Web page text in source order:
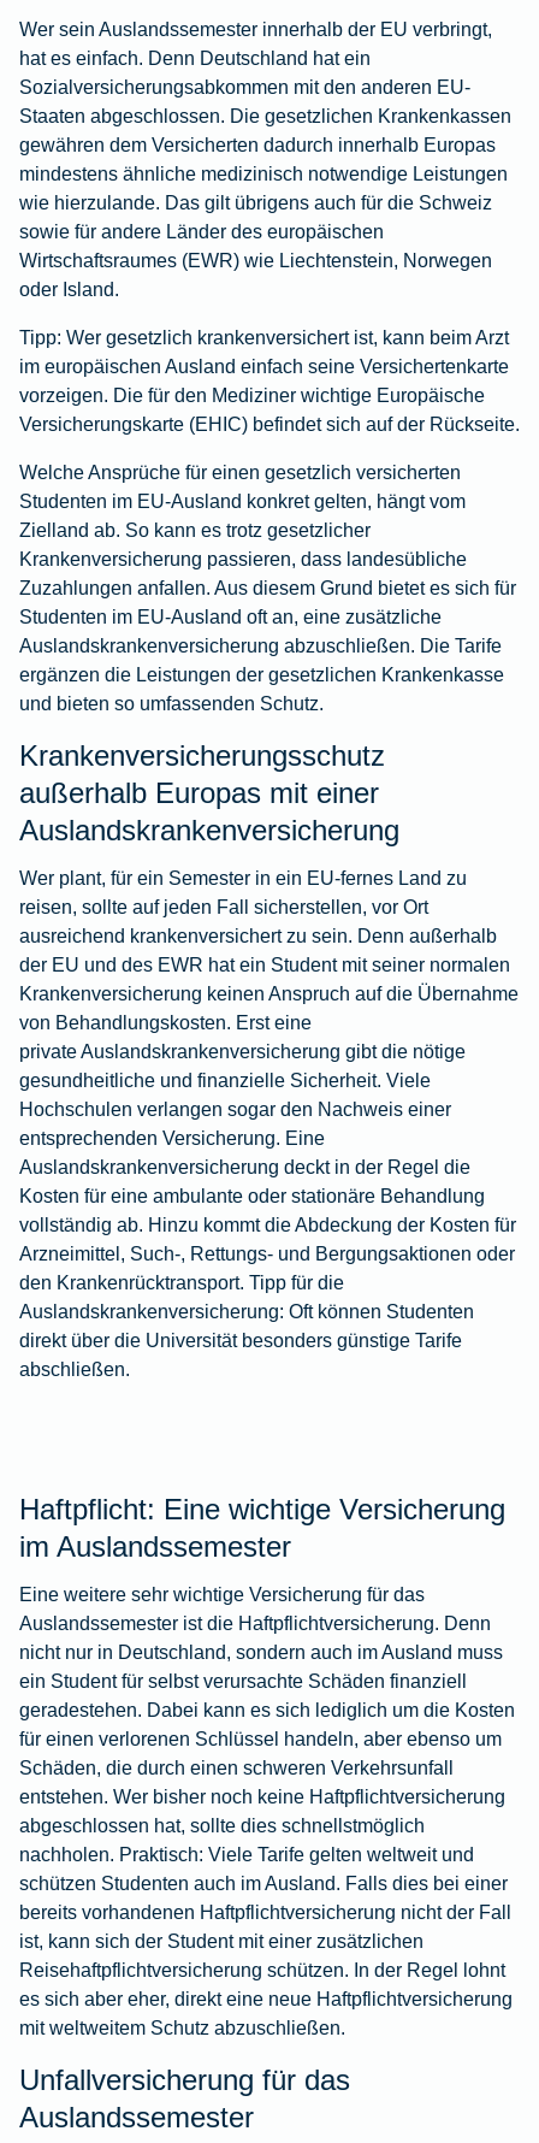
Wer sein Auslandssemester innerhalb der EU verbringt,
hat es einfach. Denn Deutschland hat ein
Sozialversicherungsabkommen mit den anderen EU-
Staaten abgeschlossen. Die gesetzlichen Krankenkassen
gewähren dem Versicherten dadurch innerhalb Europas
mindestens ähnliche medizinisch notwendige Leistungen
wie hierzulande. Das gilt übrigens auch für die Schweiz
sowie für andere Länder des europäischen
Wirtschaftsraumes (EWR) wie Liechtenstein, Norwegen
oder Island.
Tipp: Wer gesetzlich krankenversichert ist, kann beim Arzt
im europäischen Ausland einfach seine Versichertenkarte
vorzeigen. Die für den Mediziner wichtige Europäische
Versicherungskarte (EHIC) befindet sich auf der Rückseite.
Welche Ansprüche für einen gesetzlich versicherten
Studenten im EU-Ausland konkret gelten, hängt vom
Zielland ab. So kann es trotz gesetzlicher
Krankenversicherung passieren, dass landesübliche
Zuzahlungen anfallen. Aus diesem Grund bietet es sich für
Studenten im EU-Ausland oft an, eine zusätzliche
Auslandskrankenversicherung abzuschließen. Die Tarife
ergänzen die Leistungen der gesetzlichen Krankenkasse
und bieten so umfassenden Schutz.
Krankenversicherungsschutz
außerhalb Europas mit einer
Auslandskrankenversicherung
Wer plant, für ein Semester in ein EU-fernes Land zu
reisen, sollte auf jeden Fall sicherstellen, vor Ort
ausreichend krankenversichert zu sein. Denn außerhalb
der EU und des EWR hat ein Student mit seiner normalen
Krankenversicherung keinen Anspruch auf die Übernahme
von Behandlungskosten. Erst eine
private Auslandskrankenversicherung gibt die nötige
gesundheitliche und finanzielle Sicherheit. Viele
Hochschulen verlangen sogar den Nachweis einer
entsprechenden Versicherung. Eine
Auslandskrankenversicherung deckt in der Regel die
Kosten für eine ambulante oder stationäre Behandlung
vollständig ab. Hinzu kommt die Abdeckung der Kosten für
Arzneimittel, Such-, Rettungs- und Bergungsaktionen oder
den Krankenrücktransport. Tipp für die
Auslandskrankenversicherung: Oft können Studenten
direkt über die Universität besonders günstige Tarife
abschließen.
Haftpflicht: Eine wichtige Versicherung
im Auslandssemester
Eine weitere sehr wichtige Versicherung für das
Auslandssemester ist die Haftpflichtversicherung. Denn
nicht nur in Deutschland, sondern auch im Ausland muss
ein Student für selbst verursachte Schäden finanziell
geradestehen. Dabei kann es sich lediglich um die Kosten
für einen verlorenen Schlüssel handeln, aber ebenso um
Schäden, die durch einen schweren Verkehrsunfall
entstehen. Wer bisher noch keine Haftpflichtversicherung
abgeschlossen hat, sollte dies schnellstmöglich
nachholen. Praktisch: Viele Tarife gelten weltweit und
schützen Studenten auch im Ausland. Falls dies bei einer
bereits vorhandenen Haftpflichtversicherung nicht der Fall
ist, kann sich der Student mit einer zusätzlichen
Reisehaftpflichtversicherung schützen. In der Regel lohnt
es sich aber eher, direkt eine neue Haftpflichtversicherung
mit weltweitem Schutz abzuschließen.
Unfallversicherung für das
Auslandssemester